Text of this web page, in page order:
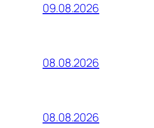
09.08.2026
08.08.2026
08.08.2026